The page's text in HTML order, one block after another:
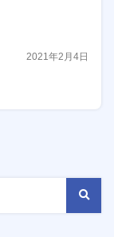
2021年2月4日